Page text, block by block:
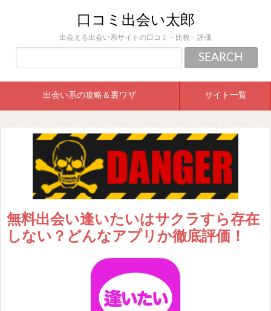
口コミ出会い太郎
出会える出会い系サイトの口コミ・比較・評価
出会い系の攻略＆裏ワザ サイト一覧
無料出会い逢いたいはサクラすら存在
しない？どんなアプリか徹底評価！